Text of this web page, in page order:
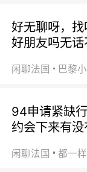
好无聊呀，
好朋友吗无话
闲聊法国
94申请紧缺
约会下来有没
闲聊法国 都一样